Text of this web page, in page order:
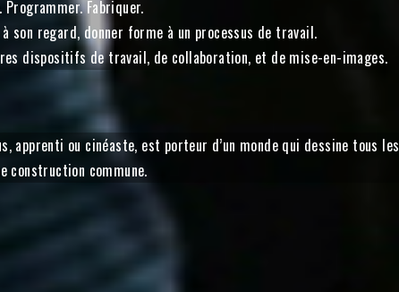
Programmer. Fabriquer.
son regard, donner forme à un processus de travail.
dispositifs de travail, de collaboration, et de mise-en-images.
apprenti ou cinéaste, est porteur d’un monde qui dessine tous les
construction commune.